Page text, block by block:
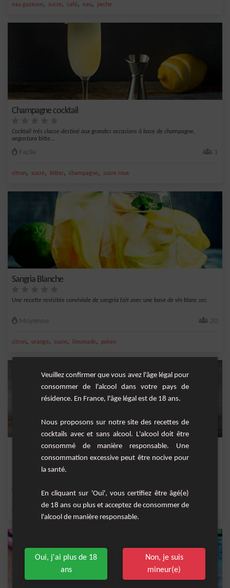
eau gazeuse, sucre, café, eau, peche
Champagne cocktail
Cocktail très classe destiné aux grandes occasions à base de champagne,
angostura bitte...
Facile 1
citron, sucre, bitter, champagne, sucre roux
Sangria Blanche
Une recette revisitée conviviale de sangria fait avec une base de vin blanc sec
Moyenne 20
citron, orange, sucre, limonade, poivre
P'tite Sangria
Une petite sangria pour toutes les occasions !
Moyenne
citron
Veuillez confirmer que vous avez l'âge légal pour
consommer de l'alcool dans votre pays de
résidence. En France, l'âge légal est de 18 ans.
Nous proposons sur notre site des recettes de
cocktails avec et sans alcool. L'alcool doit être
consommé de manière responsable. Une
consommation excessive peut être nocive pour
la santé.
En cliquant sur 'Oui', vous certifiez être âgé(e)
de 18 ans ou plus et acceptez de consommer de
l'alcool de manière responsable.
Oui, j'ai plus de 18
ans
Non, je suis
mineur(e)